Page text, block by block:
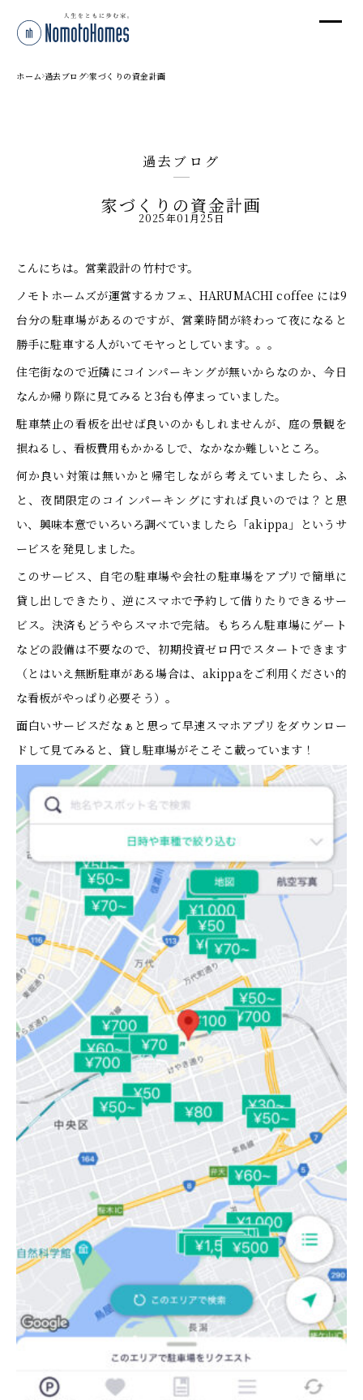
ホーム 過去ブログ 家づくりの資金計画
過去ブログ
家づくりの資金計画
2025年01月25日
こんにちは。営業設計の竹村です。
ノモトホームズが運営するカフェ、HARUMACHI coffee には9
台分の駐車場があるのですが、営業時間が終わって夜になると
勝手に駐車する人がいてモヤっとしています。。。
住宅街なので近隣にコインパーキングが無いからなのか、今日
なんか帰り際に見てみると3台も停まっていました。
駐車禁止の看板を出せば良いのかもしれませんが、庭の景観を
損ねるし、看板費用もかかるしで、なかなか難しいところ。
何か良い対策は無いかと帰宅しながら考えていましたら、ふ
と、夜間限定のコインパーキングにすれば良いのでは？と思
い、興味本意でいろいろ調べていましたら「akippa」というサ
ービスを発見しました。
このサービス、自宅の駐車場や会社の駐車場をアプリで簡単に
貸し出しできたり、逆にスマホで予約して借りたりできるサー
ビス。決済もどうやらスマホで完結。もちろん駐車場にゲート
などの設備は不要なので、初期投資ゼロ円でスタートできます
（とはいえ無断駐車がある場合は、akippaをご利用ください的
な看板がやっぱり必要そう）。
面白いサービスだなぁと思って早速スマホアプリをダウンロー
ドして見てみると、貸し駐車場がそこそこ載っています！